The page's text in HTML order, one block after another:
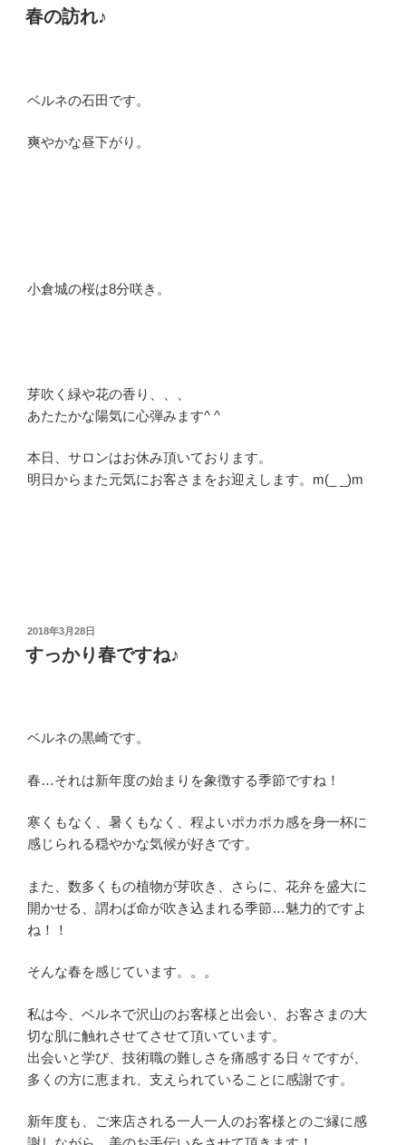
稿
日:
春の訪れ♪
ベルネの石田です。
爽やかな昼下がり。
小倉城の桜は8分咲き。
芽吹く緑や花の香り、、、
あたたかな陽気に心弾みます^ ^
本日、サロンはお休み頂いております。
明日からまた元気にお客さまをお迎えします。m(_ _)m
投
稿
日:
2018年3月28日
すっかり春ですね♪
ベルネの黒崎です。
春…それは新年度の始まりを象徴する季節ですね！
寒くもなく、暑くもなく、程よいポカポカ感を身一杯に
感じられる穏やかな気候が好きです。
また、数多くもの植物が芽吹き、さらに、花弁を盛大に
開かせる、謂わば命が吹き込まれる季節…魅力的ですよ
ね！！
そんな春を感じています。。。
私は今、ベルネで沢山のお客様と出会い、お客さまの大
切な肌に触れさせてさせて頂いています。
出会いと学び、技術職の難しさを痛感する日々ですが、
多くの方に恵まれ、支えられていることに感謝です。
新年度も、ご来店される一人一人のお客様とのご縁に感